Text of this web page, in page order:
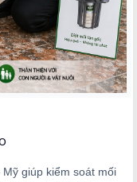
giúp kiểm soát mối